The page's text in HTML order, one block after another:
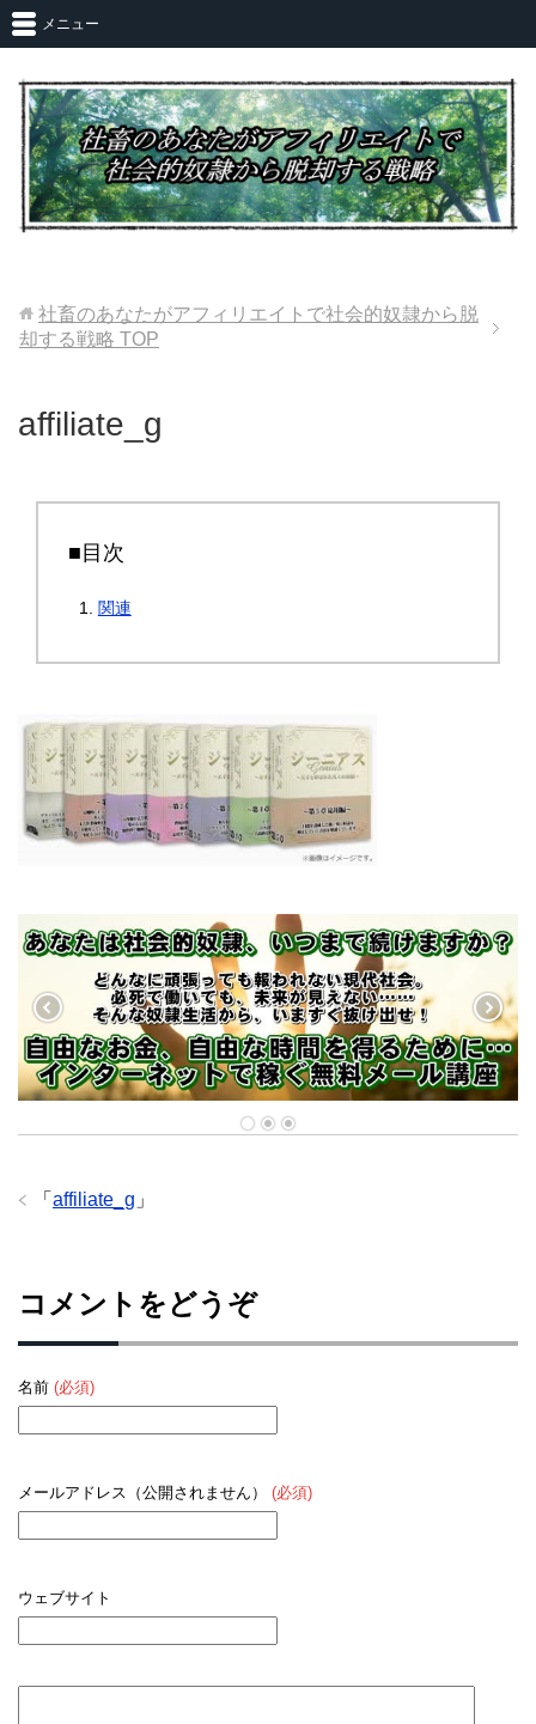
メニュー
社畜のあなたがアフィリエイトで社会的奴隷から脱
却する戦略 TOP
affiliate_g
■目次
関連
「 affiliate_g 」
コメントをどうぞ
名前 (必須)
メールアドレス（公開されません） (必須)
ウェブサイト